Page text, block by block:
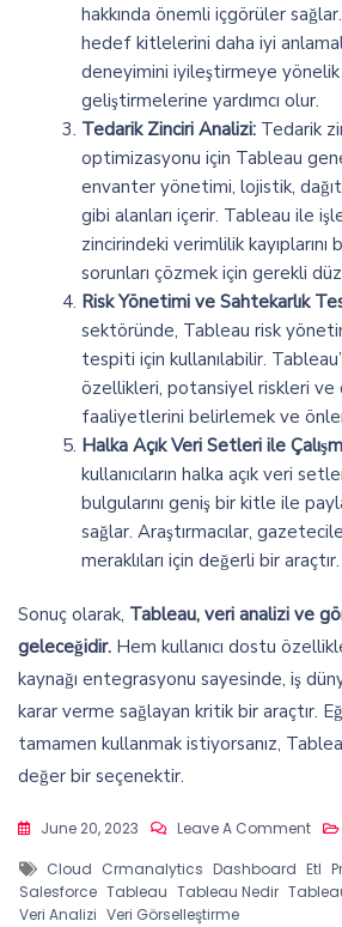
hakkında önemli içgörüler
hedef kitlelerini daha iyi
deneyimini iyileştirmeye
geliştirmelerine yardımcı olur.
Tedarik Zinciri Analizi: Tedarik
optimizasyonu için Tableau
envanter yönetimi, lojistik,
gibi alanları içerir. Tableau ile
zincirindeki verimlilik
sorunları çözmek için gerekli
Risk Yönetimi ve Sahtekarlık
sektöründe, Tableau risk
tespiti için kullanılabilir.
özellikleri, potansiyel riskleri ve
faaliyetlerini belirlemek ve
Halka Açık Veri Setleri ile
kullanıcıların halka açık veri
bulgularını geniş bir kitle ile
sağlar. Araştırmacılar,
meraklıları için değerli bir araçtır.
Sonuç olarak, Tableau, veri analizi ve
geleceğidir. Hem kullanıcı dostu
kaynağı entegrasyonu sayesinde, iş
karar verme sağlayan kritik bir araçtır.
tamamen kullanmak istiyorsanız,
değer bir seçenektir.
June 20, 2023 Leave A CommentOn
Ve
Tags
Cloud Crmanalytics Dashboard Etl
Salesforce Tableau Tableau Nedir
Veri Analizi Veri Görselleştirme